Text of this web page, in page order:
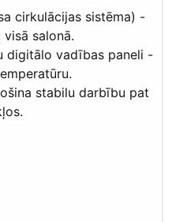
cirkulācijas sistēma) -
salonā.
digitālo vadības paneli -
stabilu darbību pat